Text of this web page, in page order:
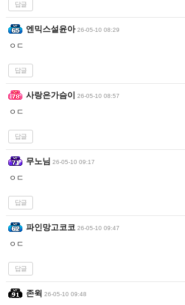
답글
엔믹스설윤아 26-05-10 08:29
ㅇㄷ
답글
사랑은가슴이 26-05-10 08:57
ㅇㄷ
답글
무노님 26-05-10 09:17
ㅇㄷ
답글
파인망고코코 26-05-10 09:47
ㅇㄷ
답글
존윅 26-05-10 09:48